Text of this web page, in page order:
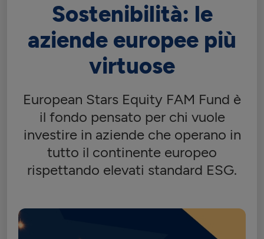
Sostenibilità: le
aziende europee più
virtuose
European Stars Equity FAM Fund è
il fondo pensato per chi vuole
investire in aziende che operano in
tutto il continente europeo
rispettando elevati standard ESG.